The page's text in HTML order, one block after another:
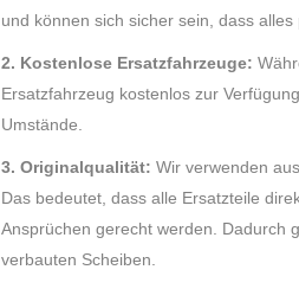
und können sich sicher sein, dass
2. Kostenlose Ersatzfahrzeuge:
Ersatzfahrzeug kostenlos zur
Umstände.
3. Originalqualität: Wir verwenden
Das bedeutet, dass alle Ersatzteile
Ansprüchen gerecht werden. Dadurch
verbauten Scheiben.